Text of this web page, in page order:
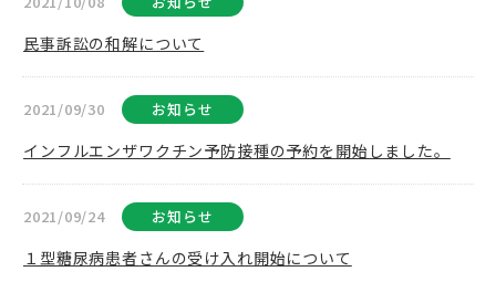
民事訴訟の和解について
2021/09/30 お知らせ
インフルエンザワクチン予防接種の予約を開始しました。
2021/09/24 お知らせ
１型糖尿病患者さんの受け入れ開始について